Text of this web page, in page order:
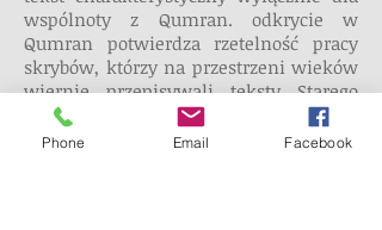
wspólnoty z Qumran. odkrycie w
Qumran potwierdza rzetelność pracy
skrybów, którzy na przestrzeni wieków
wiernie przepisywali teksty Starego
Testamentu.
Phone Email Facebook